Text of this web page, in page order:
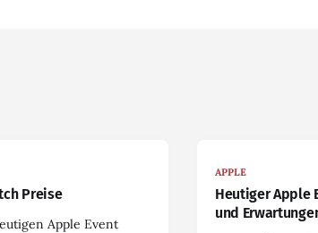
Preise
Apple Event
APPLE
Heutiger Apple
und